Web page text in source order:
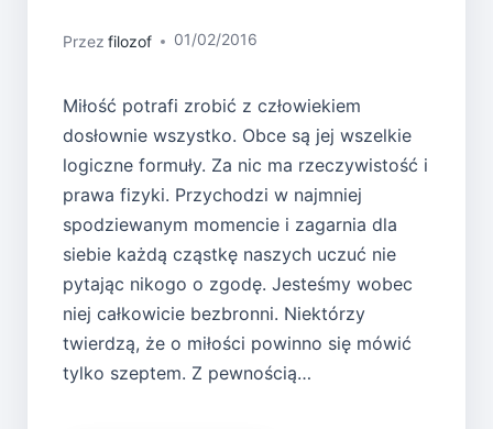
Przez filozof 01/02/2016
Miłość potrafi zrobić z człowiekiem
dosłownie wszystko. Obce są jej wszelkie
logiczne formuły. Za nic ma rzeczywistość i
prawa fizyki. Przychodzi w najmniej
spodziewanym momencie i zagarnia dla
siebie każdą cząstkę naszych uczuć nie
pytając nikogo o zgodę. Jesteśmy wobec
niej całkowicie bezbronni. Niektórzy
twierdzą, że o miłości powinno się mówić
tylko szeptem. Z pewnością…